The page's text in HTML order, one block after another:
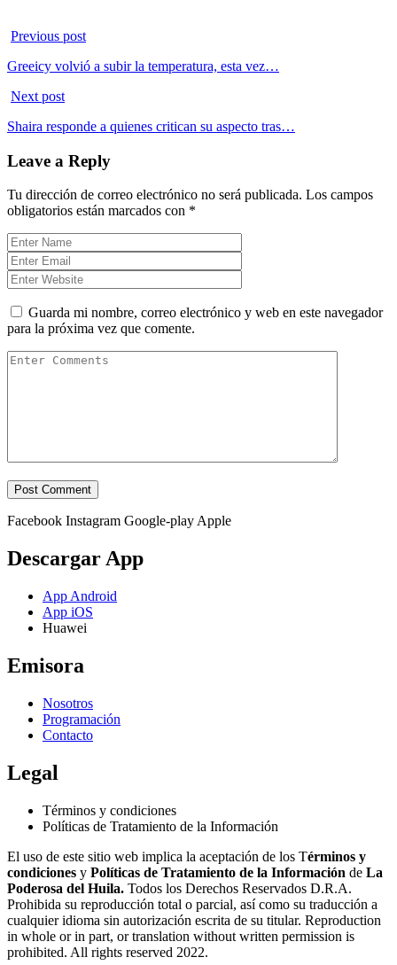
Previous post
Greeicy volvió a subir la temperatura, esta vez…
Next post
Shaira responde a quienes critican su aspecto tras…
Leave a Reply
Tu dirección de correo electrónico no será publicada. Los campos
obligatorios están marcados con *
Guarda mi nombre, correo electrónico y web en este navegador
para la próxima vez que comente.
Facebook Instagram Google-play Apple
Descargar App
App Android
App iOS
Huawei
Emisora
Nosotros
Programación
Contacto
Legal
Términos y condiciones
Políticas de Tratamiento de la Información
El uso de este sitio web implica la aceptación de los Términos y
condiciones y Políticas de Tratamiento de la Información de La
Poderosa del Huila. Todos los Derechos Reservados D.R.A.
Prohibida su reproducción total o parcial, así como su traducción a
cualquier idioma sin autorización escrita de su titular. Reproduction
in whole or in part, or translation without written permission is
prohibited. All rights reserved 2022.